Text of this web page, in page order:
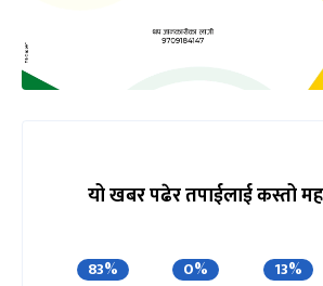
यो खबर पढेर तपाईलाई कस्तो
83% 0% 13%